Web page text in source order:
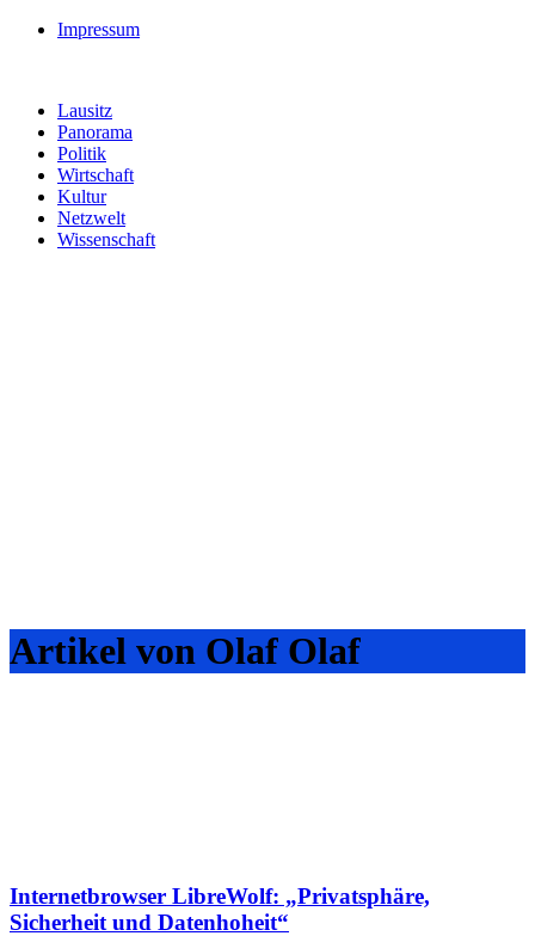
Impressum
Lausitz
Panorama
Politik
Wirtschaft
Kultur
Netzwelt
Wissenschaft
Artikel von Olaf Olaf
Internetbrowser LibreWolf: „Privatsphäre,
Sicherheit und Datenhoheit“